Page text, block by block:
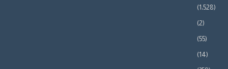
(1٬528)
(2)
(55)
(14)